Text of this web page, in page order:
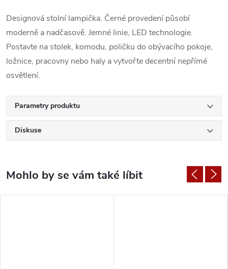
Designová stolní lampička. Černé provedení působí
moderně a nadčasově. Jemné linie, LED technologie.
Postavte na stolek, komodu, poličku do obývacího pokoje,
ložnice, pracovny nebo haly a vytvořte decentní nepřímé
osvětlení.
Parametry produktu
Diskuse